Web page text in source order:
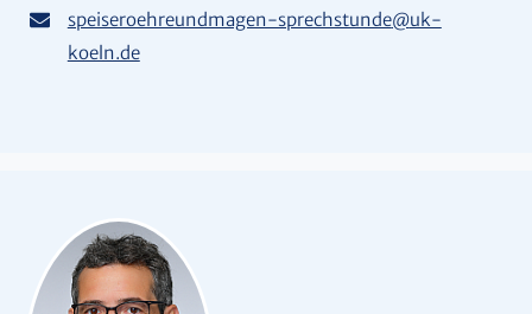
speiseroehreundmagen-sprechstunde@uk-
koeln.de